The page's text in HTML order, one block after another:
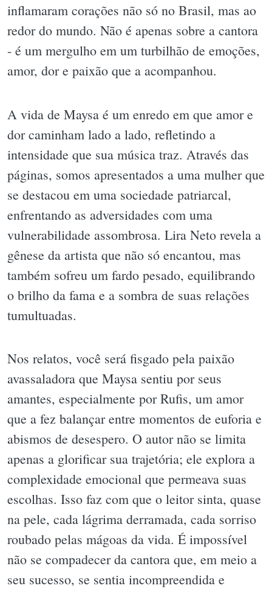
inflamaram corações não só no Brasil, mas ao
redor do mundo. Não é apenas sobre a cantora
- é um mergulho em um turbilhão de emoções,
amor, dor e paixão que a acompanhou.
A vida de Maysa é um enredo em que amor e
dor caminham lado a lado, refletindo a
intensidade que sua música traz. Através das
páginas, somos apresentados a uma mulher que
se destacou em uma sociedade patriarcal,
enfrentando as adversidades com uma
vulnerabilidade assombrosa. Lira Neto revela a
gênese da artista que não só encantou, mas
também sofreu um fardo pesado, equilibrando
o brilho da fama e a sombra de suas relações
tumultuadas.
Nos relatos, você será fisgado pela paixão
avassaladora que Maysa sentiu por seus
amantes, especialmente por Rufis, um amor
que a fez balançar entre momentos de euforia e
abismos de desespero. O autor não se limita
apenas a glorificar sua trajetória; ele explora a
complexidade emocional que permeava suas
escolhas. Isso faz com que o leitor sinta, quase
na pele, cada lágrima derramada, cada sorriso
roubado pelas mágoas da vida. É impossível
não se compadecer da cantora que, em meio a
seu sucesso, se sentia incompreendida e